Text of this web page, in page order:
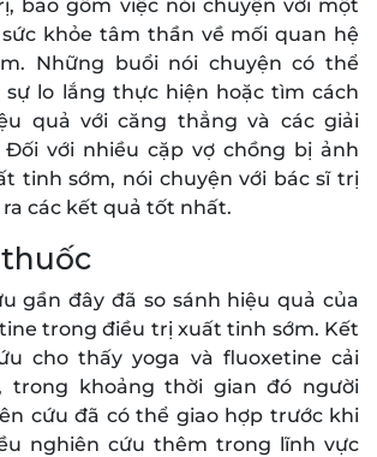
bao gồm việc nói chuyện với một
khỏe tâm thần về mối quan hệ
Những buổi nói chuyện có thể
lo lắng thực hiện hoặc tìm cách
quả với căng thẳng và các giải
với nhiều cặp vợ chồng bị ảnh
tinh sớm, nói chuyện với bác sĩ trị
các kết quả tốt nhất.
gần đây đã so sánh hiệu quả của
trong điều trị xuất tinh sớm. Kết
cho thấy yoga và fluoxetine cải
trong khoảng thời gian đó người
cứu đã có thể giao hợp trước khi
nghiên cứu thêm trong lĩnh vực